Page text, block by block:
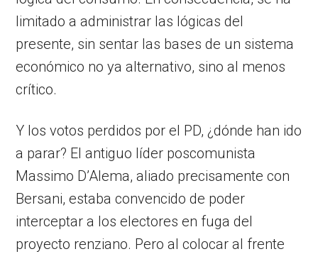
limitado a administrar las lógicas del
presente, sin sentar las bases de un sistema
económico no ya alternativo, sino al menos
crítico.
Y los votos perdidos por el PD, ¿dónde han ido
a parar? El antiguo líder poscomunista
Massimo D’Alema, aliado precisamente con
Bersani, estaba convencido de poder
interceptar a los electores en fuga del
proyecto renziano. Pero al colocar al frente